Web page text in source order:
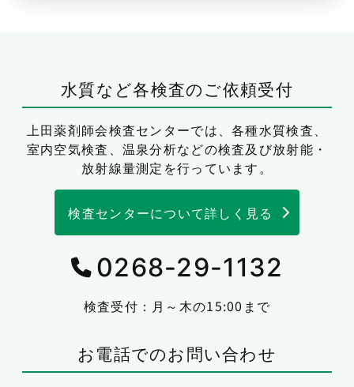
水質など各検査のご依頼受付
上田薬剤師会検査センターでは、各種水質検査、
室内空気検査、温泉分析などの検査及び放射能・
放射線量測定を行っています。
検査センターについて詳しく見る
0268-29-1132
検査受付：月～木の15:00まで
お電話でのお問い合わせ